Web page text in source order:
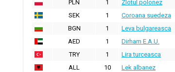
PLN
1 Zlotul polonez
SEK
1 Coroana suedeza
BGN
1 Leva bulgareasca
AED
1 Dirham E.A.U.
TRY
1 Lira turceasca
ALL
10 Lek albanez